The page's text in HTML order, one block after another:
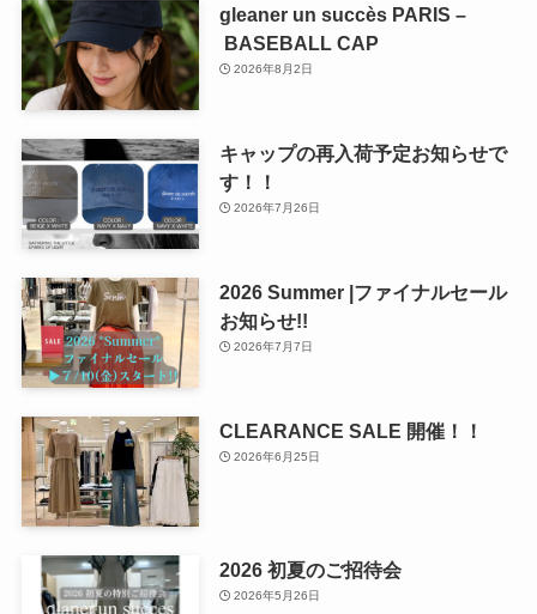
gleaner un succès PARIS –
BASEBALL CAP
2026年8月2日
キャップの再入荷予定お知らせで
す！！
2026年7月26日
2026 Summer |ファイナルセール
お知らせ!!
2026年7月7日
CLEARANCE SALE 開催！！
2026年6月25日
2026 初夏のご招待会
2026年5月26日